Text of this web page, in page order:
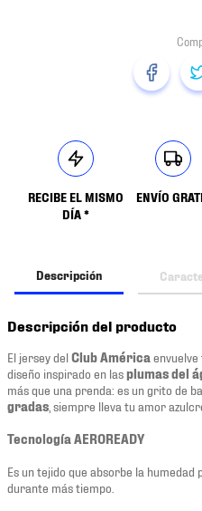
RECIBE EL MISMO
DÍA *
ENVÍO
Descripción
Descripción del producto
El jersey delClub América
diseño inspirado en lasplumas del
más que una prenda: es un grito de
gradas , siempre lleva tu amor
Tecnología AEROREADY
Es un tejido que absorbe la
durante más tiempo.